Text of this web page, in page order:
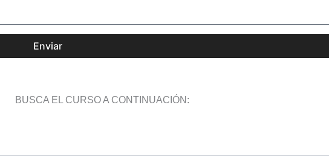
Enviar
BUSCA EL CURSO A CONTINUACIÓN: